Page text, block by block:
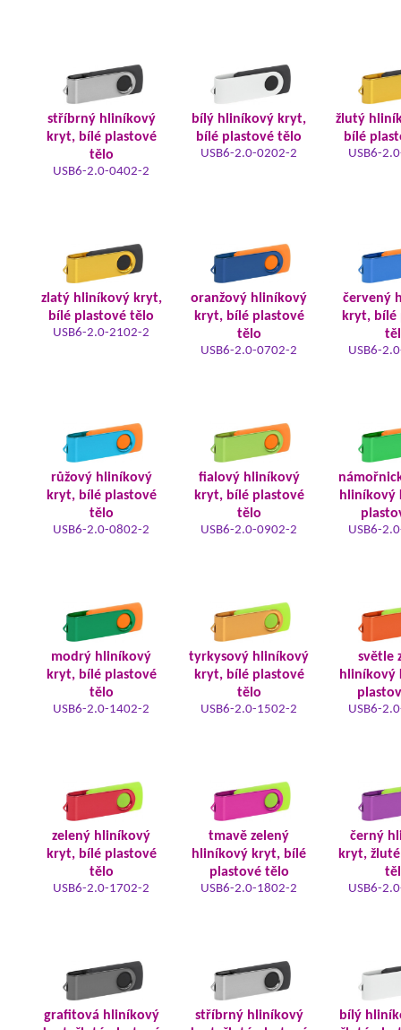
stříbrný hliníkový
kryt, bílé plastové
tělo
USB6-2.0-0402-2
bílý hliníkový kryt,
bílé plastové tělo
USB6-2.0-0202-2
žlutý
bílé
USB6-
zlatý hliníkový kryt,
bílé plastové tělo
USB6-2.0-2102-2
oranžový hliníkový
kryt, bílé plastové
tělo
USB6-2.0-0702-2
červený
kryt, bílé
USB6-
růžový hliníkový
kryt, bílé plastové
tělo
USB6-2.0-0802-2
fialový hliníkový
kryt, bílé plastové
tělo
USB6-2.0-0902-2
hliníkový
USB6-
modrý hliníkový
kryt, bílé plastové
tělo
USB6-2.0-1402-2
tyrkysový hliníkový
kryt, bílé plastové
tělo
USB6-2.0-1502-2
světle
hliníkový
USB6-
zelený hliníkový
kryt, bílé plastové
tělo
USB6-2.0-1702-2
tmavě zelený
hliníkový kryt, bílé
plastové tělo
USB6-2.0-1802-2
černý
kryt,
USB6-
grafitová hliníkový
stříbrný hliníkový
bílý